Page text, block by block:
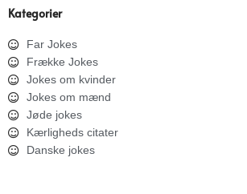
Kategorier
Far Jokes
Frække Jokes
Jokes om kvinder
Jokes om mænd
Jøde jokes
Kærligheds citater
Danske jokes